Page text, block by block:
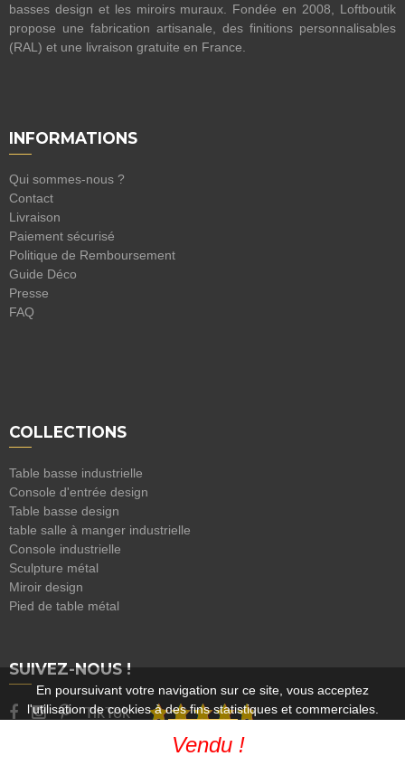
Vendu !
basses design et les miroirs muraux. Fondée en 2008, Loftboutik
propose une fabrication artisanale, des finitions personnalisables
(RAL) et une livraison gratuite en France.
INFORMATIONS
Qui sommes-nous ?
Contact
Livraison
Paiement sécurisé
Politique de Remboursement
Guide Déco
Presse
FAQ
COLLECTIONS
Table basse industrielle
Console d'entrée design
Table basse design
table salle à manger industrielle
Console industrielle
Sculpture métal
Miroir design
Pied de table métal
SUIVEZ-NOUS !
TikTok
En poursuivant votre navigation sur ce site, vous acceptez
l'utilisation de cookies à des fins statistiques et commerciales.
OK